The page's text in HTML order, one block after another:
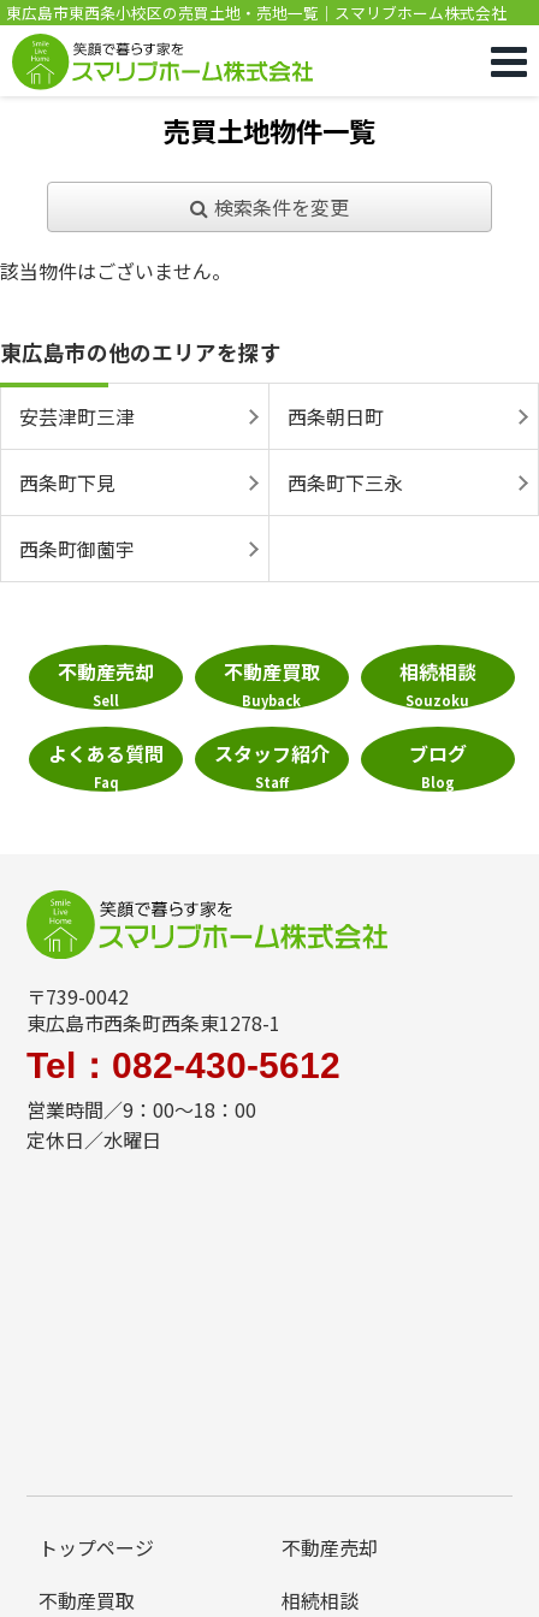
東広島市東西条小校区の売買土地・売地一覧｜スマリブホーム株式会社
売買土地物件一覧
検索条件を変更
該当物件はございません。
東広島市の他のエリアを探す
安芸津町三津 西条朝日町
西条町下見 西条町下三永
西条町御薗宇
不動産売却
Sell
不動産買取
Buyback
相続相談
Souzoku
よくある質問
Faq
スタッフ紹介
Staff
ブログ
Blog
〒739-0042
東広島市西条町西条東1278-1
Tel：082-430-5612
営業時間／9：00～18：00
定休日／水曜日
トップページ
不動産売却
不動産買取
相続相談